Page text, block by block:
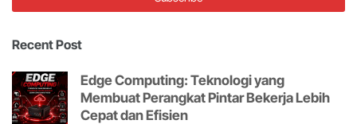
Recent Post
Edge Computing: Teknologi yang
Membuat Perangkat Pintar Bekerja Lebih
Cepat dan Efisien